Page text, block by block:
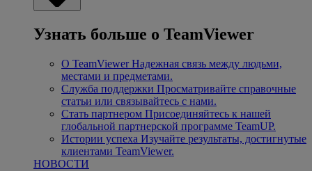
Узнать больше о TeamViewer
О TeamViewer Надежная связь между людьми,
местами и предметами.
Служба поддержки Просматривайте справочные
статьи или связывайтесь с нами.
Стать партнером Присоединяйтесь к нашей
глобальной партнерской программе TeamUP.
Истории успеха Изучайте результаты, достигнутые
клиентами TeamViewer.
НОВОСТИ